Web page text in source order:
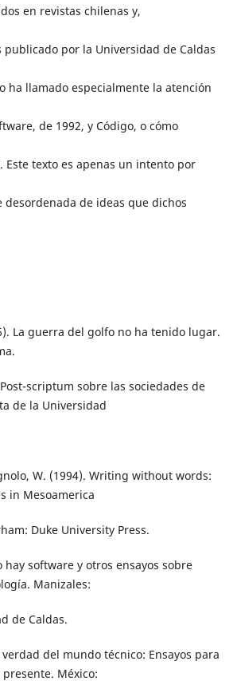
en revistas chilenas y,
publicado por la Universidad de Caldas
ha llamado especialmente la atención
de 1992, y Código, o cómo
Este texto es apenas un intento por
desordenada de ideas que dichos
La guerra del golfo no ha tenido lugar.
scriptum sobre las sociedades de
de la Universidad
W. (1994). Writing without words:
in Mesoamerica
Duke University Press.
hay software y otros ensayos sobre
Manizales:
de Caldas.
verdad del mundo técnico: Ensayos para
México: